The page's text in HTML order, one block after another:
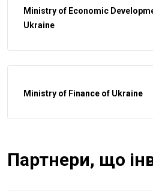
Ministry of Economic
Ukraine
Ministry of Finance of Ukraine
Партнери, що